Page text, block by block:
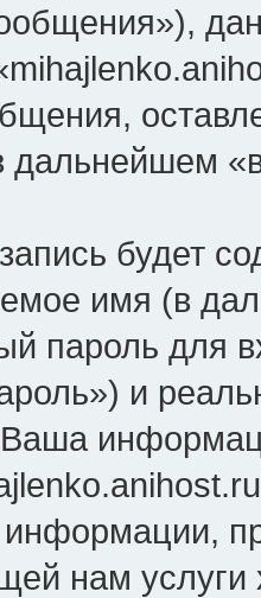
дальнейшем
будет
имя (в
пароль для
и
информации,
нам